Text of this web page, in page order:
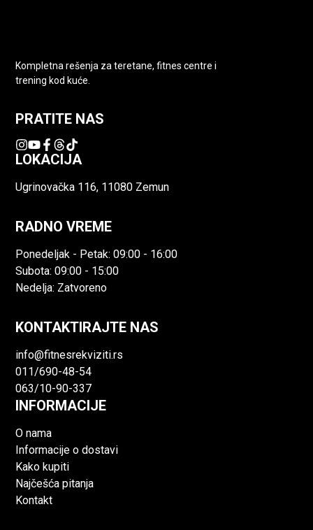
Kompletna rešenja za teretane, fitnes centre i
trening kod kuće.
PRATITE NAS
LOKACIJA
Ugrinovačka 116, 11080 Zemun
RADNO VREME
Ponedeljak - Petak: 09:00 - 16:00
Subota: 09:00 - 15:00
Nedelja: Zatvoreno
KONTAKTIRAJTE NAS
info@fitnesrekviziti.rs
011/690-48-54
063/10-90-337
INFORMACIJE
O nama
Informacije o dostavi
Kako kupiti
Najčešća pitanja
Kontakt